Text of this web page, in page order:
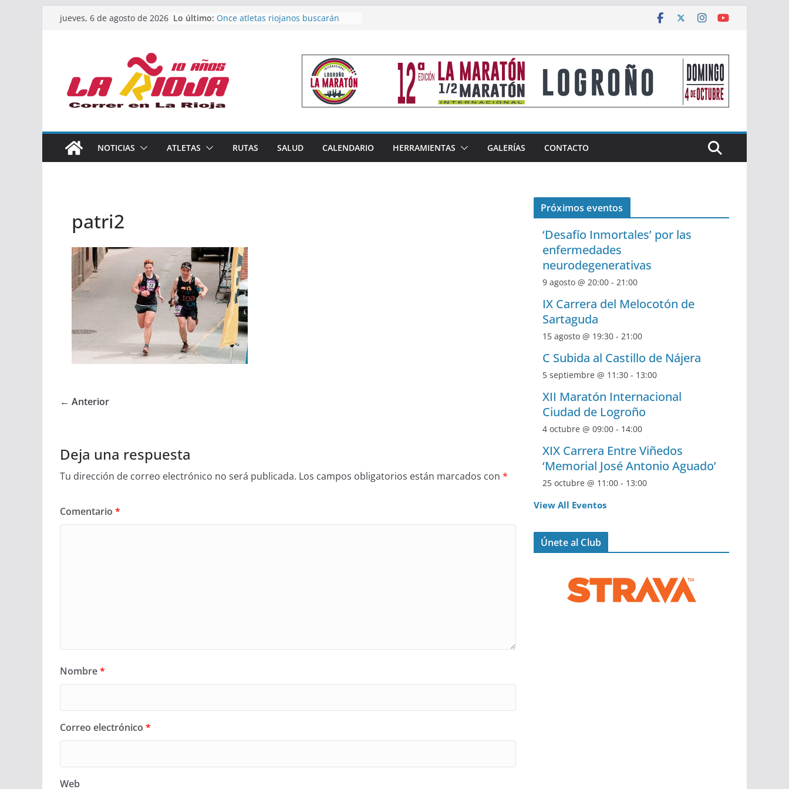
Saltarjueves, 6 de agosto de 2026 Lo último: Once atletas riojanos buscarán
Un bronce en 4×400 y tres puestos
de finalista cierran la participación
riojana en en Nacional de Málaga
El equipo femenino del Tritones
Rioja alcanza el podio nacional de
Acuatlón en Calahorra
España absoluto en Disco
Calahorra acoge este fin de semana
NOTICIAS ATLETAS RUTAS SALUD CALENDARIO HERRAMIENTAS GALERÍAS CONTACTO
patri2
← Anterior
Deja una respuesta
Tu dirección de correo electrónico no será publicada. Los campos obligatorios están marcados con *
Comentario *
Nombre*
Correo electrónico *
Web
Próximos eventos
‘Desafío Inmortales’ por las
enfermedades
neurodegenerativas
9 agosto @ 20:00 - 21:00
IX Carrera del Melocotón de
Sartaguda
15 agosto @ 19:30 - 21:00
C Subida al Castillo de Nájera
5 septiembre @ 11:30 - 13:00
XII Maratón Internacional
Ciudad de Logroño
4 octubre @ 09:00 - 14:00
XIX Carrera Entre Viñedos
‘Memorial José Antonio Aguado’
25 octubre @ 11:00 - 13:00
View All Eventos
Únete al Club